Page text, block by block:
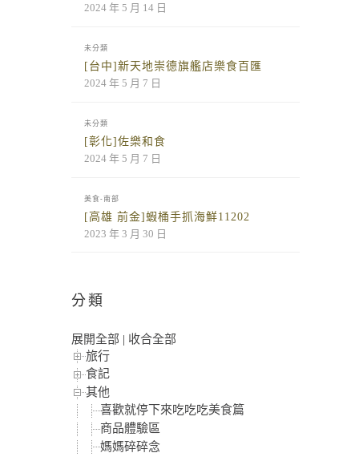
2024 年 5 月 14 日
未分類
[台中]新天地崇德旗艦店樂食百匯
2024 年 5 月 7 日
未分類
[彰化]佐樂和食
2024 年 5 月 7 日
美食-南部
[高雄 前金]蝦桶手抓海鮮11202
2023 年 3 月 30 日
分類
展開全部 | 收合全部
旅行
食記
其他
喜歡就停下來吃吃吃美食篇
商品體驗區
媽媽碎碎念